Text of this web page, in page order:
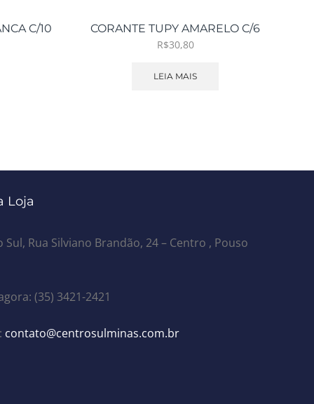
C/10
CORANTE TUPY AMARELO C/6
R$30,80
LEIA MAIS
Loja
Sul, Rua Silviano Brandão, 24 – Centro , Pouso
(35) 3421-2421
contato@centrosulminas.com.br